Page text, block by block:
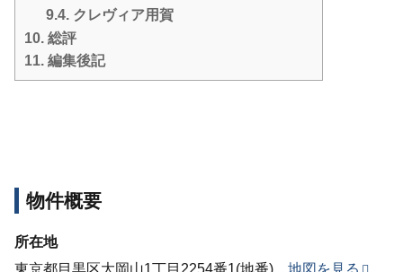
9.4.クレヴィア用賀
10. 総評
11. 編集後記
物件概要
所在地
東京都目黒区大岡山1丁目2254番1(地番)地図を見る